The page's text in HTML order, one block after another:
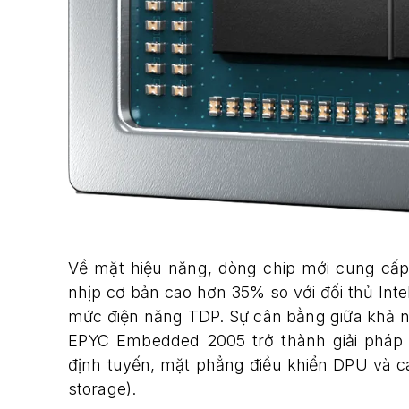
Về mặt hiệu năng, dòng chip mới cung
nhịp cơ bản cao hơn 35% so với đối thủ
mức điện năng TDP. Sự cân bằng giữa
EPYC Embedded 2005 trở thành giải
định tuyến, mặt phẳng điều khiển DPU và
storage).